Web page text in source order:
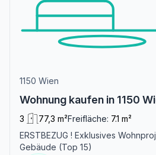
1150 Wien
Wohnung kaufen in 1150
3 77,3 m²Freifläche: 7.1 m²
ERSTBEZUG ! Exklusives
Gebäude (Top 15)